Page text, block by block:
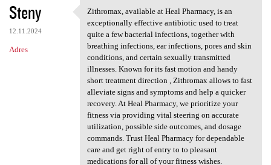
Steny
12.11.2024
Adres
Zithromax, available at Heal
Zithromax, available at Heal Pharmacy, is an
exceptionally effective antibiotic used to treat
quite a few bacterial infections, together with
breathing infections, ear infections, pores and skin
conditions, and certain sexually transmitted
illnesses. Known for its fast motion and handy
short treatment direction , Zithromax allows to fast
alleviate signs and symptoms and help a quicker
recovery. At Heal Pharmacy, we prioritize your
fitness via providing vital steering on accurate
utilization, possible side outcomes, and dosage
commands. Trust Heal Pharmacy for dependable
care and get right of entry to to pleasant
medications for all of your fitness wishes.